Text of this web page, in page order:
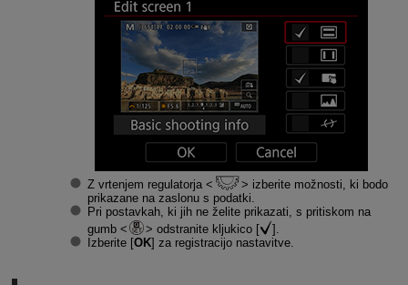
Z vrtenjem regulatorja
izberite možnosti, ki bodo
prikazane na zaslonu s podatki.
Pri postavkah, ki jih ne želite prikazati, s pritiskom na
gumb
odstranite kljukico [
].
Izberite [OK] za registracijo nastavitve.